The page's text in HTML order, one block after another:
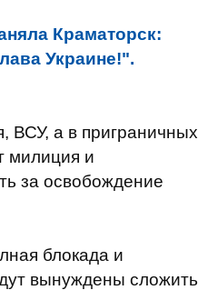
Краматорск:
Украине!".
ВСУ, а в приграничных
милиция и
за освобождение
блокада и
вынуждены сложить